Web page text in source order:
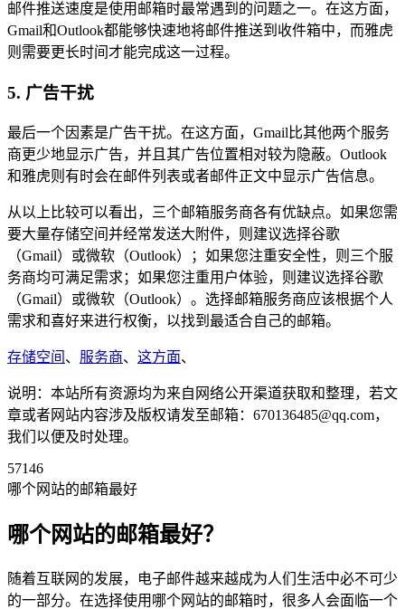
邮件推送速度是使用邮箱时最常遇到的问题之一。在这方面，
Gmail和Outlook都能够快速地将邮件推送到收件箱中，而雅虎
则需要更长时间才能完成这一过程。
5. 广告干扰
最后一个因素是广告干扰。在这方面，Gmail比其他两个服务
商更少地显示广告，并且其广告位置相对较为隐蔽。Outlook
和雅虎则有时会在邮件列表或者邮件正文中显示广告信息。
从以上比较可以看出，三个邮箱服务商各有优缺点。如果您需
要大量存储空间并经常发送大附件，则建议选择谷歌
（Gmail）或微软（Outlook）；如果您注重安全性，则三个服
务商均可满足需求；如果您注重用户体验，则建议选择谷歌
（Gmail）或微软（Outlook）。选择邮箱服务商应该根据个人
需求和喜好来进行权衡，以找到最适合自己的邮箱。
存储空间 、 服务商、 这方面、
说明：本站所有资源均为来自网络公开渠道获取和整理，若文
章或者网站内容涉及版权请发至邮箱：670136485@qq.com，
我们以便及时处理。
57146
哪个网站的邮箱最好
哪个网站的邮箱最好？
随着互联网的发展，电子邮件越来越成为人们生活中必不可少
的一部分。在选择使用哪个网站的邮箱时，很多人会面临一个